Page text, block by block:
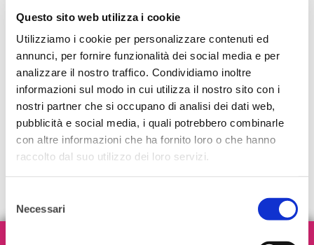
Questo sito web utilizza i cookie
Utilizziamo i cookie per personalizzare contenuti ed
annunci, per fornire funzionalità dei social media e per
analizzare il nostro traffico. Condividiamo inoltre
informazioni sul modo in cui utilizza il nostro sito con i
nostri partner che si occupano di analisi dei dati web,
pubblicità e social media, i quali potrebbero combinarle
con altre informazioni che ha fornito loro o che hanno
raccolto dal suo utilizzo dei loro servizi.
delNecessari